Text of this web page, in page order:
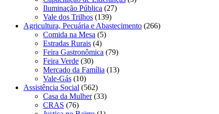
Iluminação Pública (27)
Vale dos Trilhos (139)
Agricultura, Pecuária e Abastecimento (266)
Comida na Mesa (5)
Estradas Rurais (4)
Feira Gastronômica (79)
Feira Verde (30)
Mercado da Família (13)
Vale-Gás (10)
Assistência Social (562)
Casa da Mulher(33)
CRAS (76)